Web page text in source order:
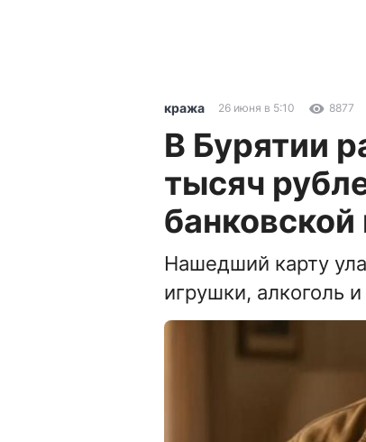
кража 26 июня в 5:10 8877
В Бурятии
тысяч
Нашедший карту
игрушки, алкоголь